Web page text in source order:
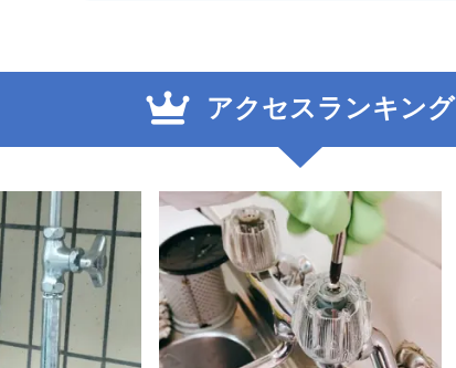
アクセスランキング
2